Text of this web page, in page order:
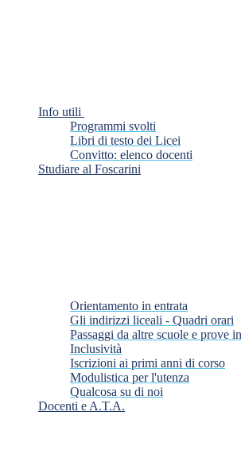
Info utili
Programmi svolti
Libri di testo dei Licei
Convitto: elenco docenti
Studiare al Foscarini
Orientamento in entrata
Gli indirizzi liceali - Quadri orari
Passaggi da altre scuole e prove
Inclusività
Iscrizioni ai primi anni di corso
Modulistica per l'utenza
Qualcosa su di noi
Docenti e A.T.A.